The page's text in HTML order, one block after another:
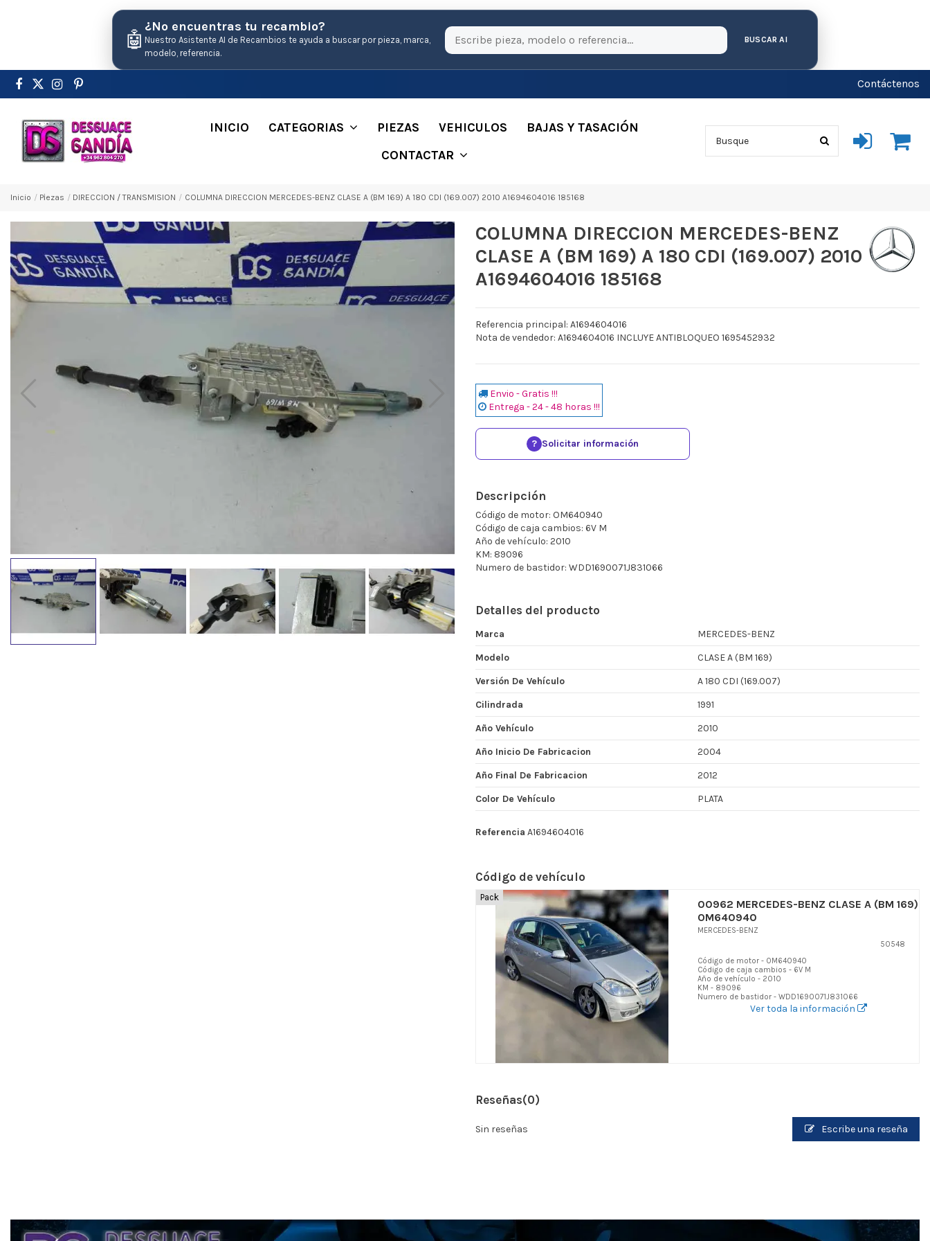
🤖
¿No encuentras tu recambio?
Nuestro Asistente AI de Recambios te ayuda a buscar por pieza, marca,
modelo, referencia.
BUSCAR AI
Contáctenos
INICIO CATEGORIAS PIEZAS VEHICULOS
BAJAS Y TASACIÓN
CONTACTAR
Inicio Pіezas DIRECCION / TRANSMISION COLUMNA DIRECCION MERCEDES-BENZ CLASE A (BM 169) A 180 CDI (169.007) 2010 A1694604016 185168
COLUMNA DIRECCION MERCEDES-BENZ
CLASE A (BM 169) A 180 CDI (169.007) 2010
A1694604016 185168
Referencia principal: A1694604016
Nota de vendedor: A1694604016 INCLUYE ANTIBLOQUEO 1695452932
Envio - Gratis !!!
Entrega - 24 - 48 horas !!!
? Solicitar información
Descripción
Código de motor: OM640940
Código de caja cambios: 6V M
Año de vehículo: 2010
KM: 89096
Numero de bastidor: WDD1690071J831066
Detalles del producto
Marca
MERCEDES-BENZ
Modelo
CLASE A (BM 169)
Versión De Vehículo
A 180 CDI (169.007)
Cilindrada
1991
Año Vehículo
2010
Año Inicio De Fabricacion
2004
Año Final De Fabricacion
2012
Color De Vehículo
PLATA
Referencia A1694604016
Código de vehículo
Pack
00962 MERCEDES-BENZ CLASE A (BM 169)
OM640940
MERCEDES-BENZ
50548
Código de motor - OM640940
Código de caja cambios - 6V M
Año de vehículo - 2010
KM - 89096
Numero de bastidor - WDD1690071J831066
Ver toda la información
Reseñas(0)
Sin reseñas Escribe una reseña